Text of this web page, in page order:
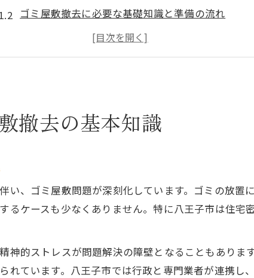
ゴミ屋敷撤去に必要な基礎知識と準備の流れ
八王子駅前周辺のゴミ屋敷事情やリアルタイム情
ゴミ屋敷片付けを始める際の注意点とポイント
ゴミ屋敷片付けで重視すべき衛生対策の基本
衛生面を考慮した清掃と消臭サービスの選び方
八王子でゴミ屋敷問題に向き合う心構え
相談やゴミ屋敷片付け依頼の第一歩を踏み出す
撤去の基本知識
い、ゴミ屋敷問題が深刻化しています。ゴミの放置
るケースも少なくありません。特に八王子市は住宅
神的ストレスが問題解決の障壁となることもありま
れています。八王子市では行政と専門業者が連携し